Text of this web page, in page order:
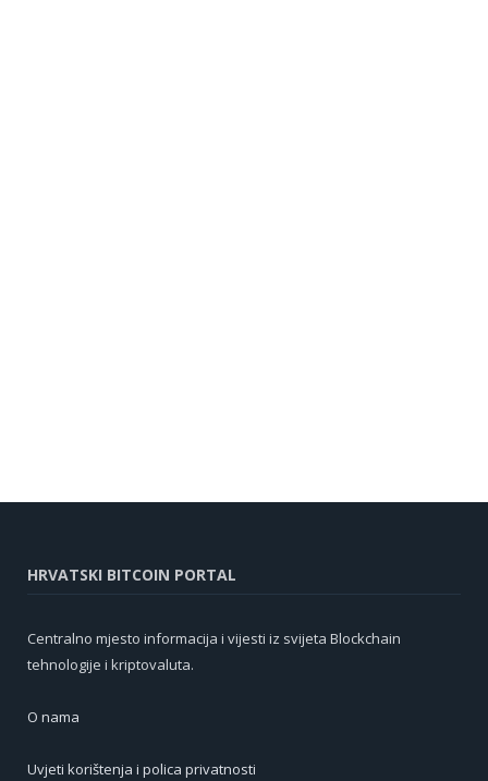
HRVATSKI BITCOIN PORTAL
Centralno mjesto informacija i vijesti iz svijeta Blockchain
tehnologije i kriptovaluta.
O nama
Uvjeti korištenja i polica privatnosti